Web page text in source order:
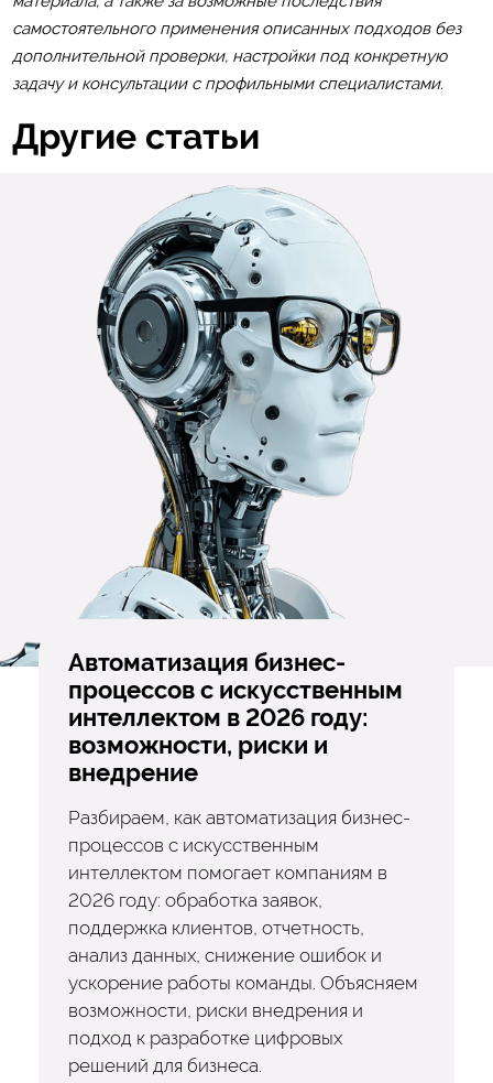
самостоятельного применения описанных подходов без
дополнительной проверки, настройки под конкретную
задачу и консультации с профильными специалистами.
Другие статьи
Автоматизация бизнес-
процессов с искусственным
интеллектом в 2026 году:
возможности, риски и
внедрение
Разбираем, как автоматизация бизнес-
процессов с искусственным
интеллектом помогает компаниям в
2026 году: обработка заявок,
поддержка клиентов, отчетность,
анализ данных, снижение ошибок и
ускорение работы команды. Объясняем
возможности, риски внедрения и
подход к разработке цифровых
решений для бизнеса.